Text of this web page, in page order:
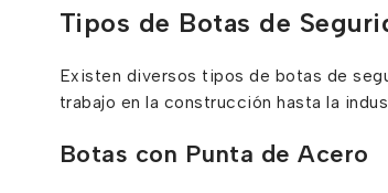
Tipos de Botas de
Existen diversos tipos de botas de
trabajo en la construcción hasta la
Botas con Punta de Acero